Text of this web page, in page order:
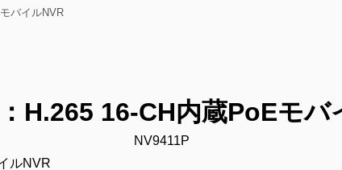
バイルNVR
H.265 16-CH内蔵PoEモバ
NV9411P